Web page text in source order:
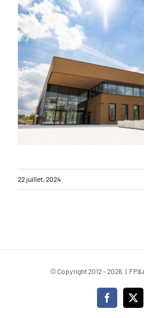
22 juillet, 2024
© Copyright 2012 -2026 |
Facebook
X